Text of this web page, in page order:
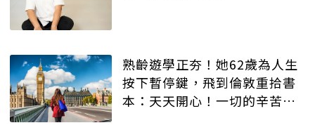
熟齡遊學正夯！她62歲為人生
按下暫停鍵，飛到倫敦重拾書
本：天天開心！一切的辛苦都